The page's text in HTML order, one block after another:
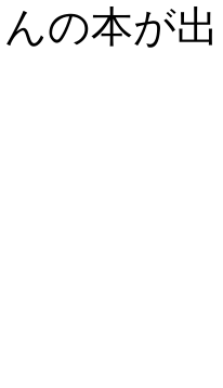
の本が